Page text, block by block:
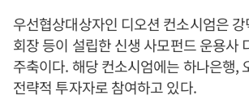
우선협상대상자인 디오션 컨소시엄은
회장 등이 설립한 신생 사모펀드 운용사
주축이다. 해당 컨소시엄에는 하나은행,
전략적 투자자로 참여하고 있다.